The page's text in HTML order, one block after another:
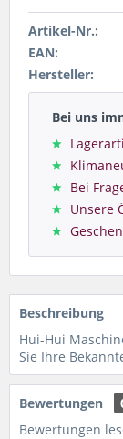
Artikel-Nr.:
EAN:
Hersteller:
Bei uns
Bei
Unsere
Beschreibung
Hui-Hui
Sie Ihre
Bewertungen
Bewertungen